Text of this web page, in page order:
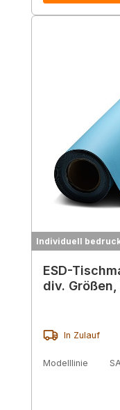
Individuell
ESD-
div.
In Zulauf
Modelllinie